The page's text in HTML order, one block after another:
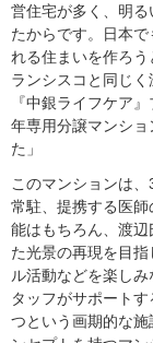
営住宅が多く、明
たからです。日本
れる住まいを作ろ
ランシスコと同じ
『中銀ライフケア
年専用分譲マンシ
た」
このマンションは
常駐、提携する医
能はもちろん、渡
た光景の再現を目
ル活動などを楽し
タッフがサポート
つという画期的な